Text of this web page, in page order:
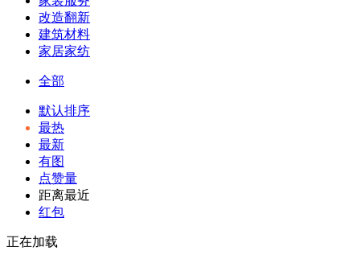
改造翻新
建筑材料
家居家纺
全部
默认排序
最热
最新
有图
点赞量
距离最近
红包
正在加载